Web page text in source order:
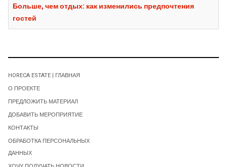
Больше, чем отдых: как изменились предпочтения
гостей
HORECA ESTATE | ГЛАВНАЯ
О ПРОЕКТЕ
ПРЕДЛОЖИТЬ МАТЕРИАЛ
ДОБАВИТЬ МЕРОПРИЯТИЕ
КОНТАКТЫ
ОБРАБОТКА ПЕРСОНАЛЬНЫХ
ДАННЫХ